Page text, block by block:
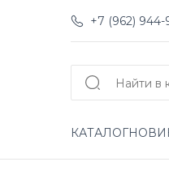
+7 (962) 944-
КАТАЛОГ